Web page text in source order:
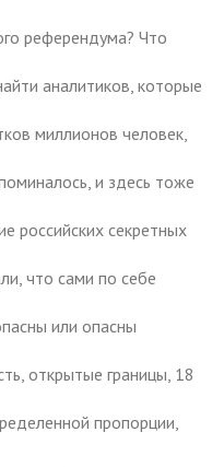
референдума? Что
аналитиков, которые
миллионов человек,
и здесь тоже
российских секретных
что сами по себе
или опасны
открытые границы, 18
пропорции,